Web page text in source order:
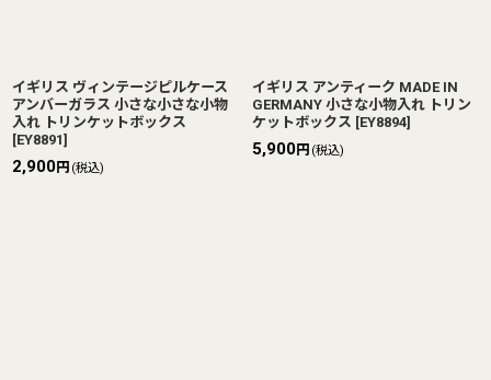
イギリス ヴィンテージピルケース
アンバーガラス 小さな小さな小物
入れ トリンケットボックス
[EY8891]
2,900円 (税込)
イギリス アンティーク MADE IN
GERMANY 小さな小物入れ トリン
ケットボックス [EY8894]
5,900円 (税込)